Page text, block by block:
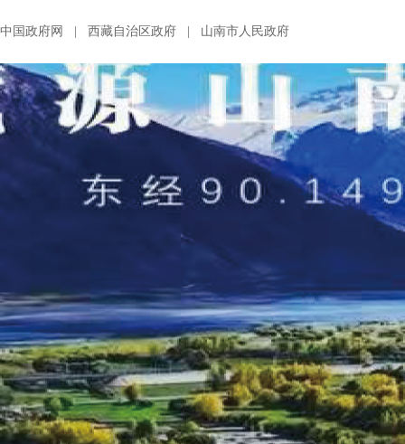
中国政府网 西藏自治区政府 山南市人民政府